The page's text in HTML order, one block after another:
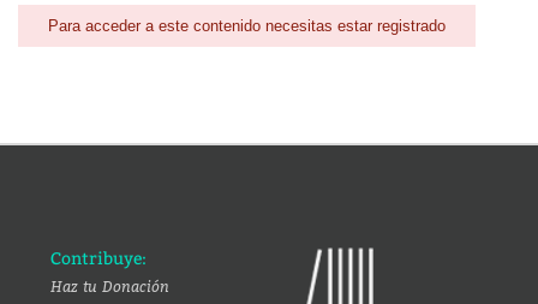
Para acceder a este contenido necesitas estar registrado
Contribuye:
Haz tu Donación